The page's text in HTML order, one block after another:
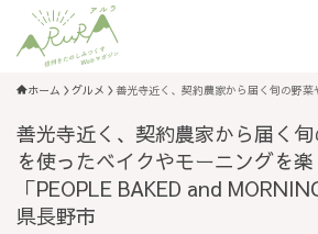
ホーム グルメ 善光寺近く、契約農家から届く旬の野
善光寺近く、契約農家から届く
を使ったベイクやモーニングを
「PEOPLE BAKED and
県長野市